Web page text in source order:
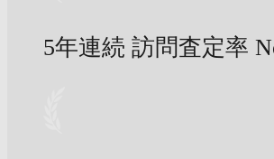
5年連続 訪問査定率